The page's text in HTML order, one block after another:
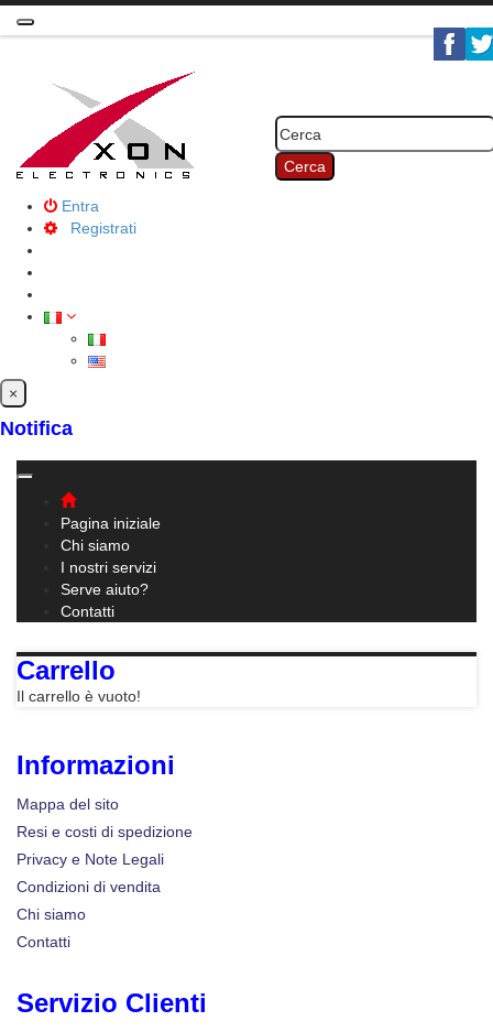
Toggle
Cerca
Entra
Registrati
×
Notifica
navigation
Pagina iniziale
Chi siamo
I nostri servizi
Serve aiuto?
Contatti
Carrello
Il carrello è vuoto!
Informazioni
Mappa del sito
Resi e costi di spedizione
Privacy e Note Legali
Condizioni di vendita
Chi siamo
Contatti
Servizio Clienti